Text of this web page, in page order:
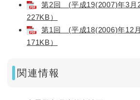
第2回 (平成19(2007)年3月
227KB）
第1回 (平成18(2006)年12
171KB）
関連情報